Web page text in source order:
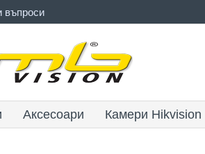
въпроси
Аксесоари Камери Hikvision